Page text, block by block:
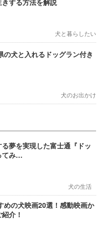
する方法を解説
犬と暮らしたい
の犬と入れるドッグラン付き
犬のお出かけ
夢を実現した富士通『ドッ
てみ…
犬の生活
めの犬映画20選！感動映画か
介！